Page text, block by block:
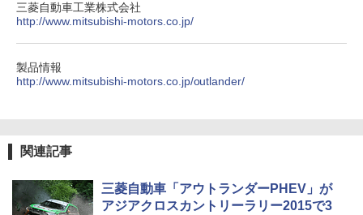
三菱自動車工業株式会社
http://www.mitsubishi-motors.co.jp/
製品情報
http://www.mitsubishi-motors.co.jp/outlander/
関連記事
三菱自動車「アウトランダーPHEV」が
アジアクロスカントリーラリー2015で3